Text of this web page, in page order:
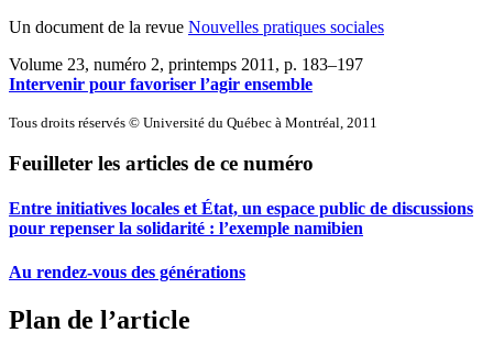
Un document de la revue Nouvelles pratiques sociales
Volume 23, numéro 2, printemps 2011 , p. 183–197
Intervenir pour favoriser l’agir ensemble
Tous droits réservés © Université du Québec à Montréal, 2011
Feuilleter les articles de ce numéro
Entre initiatives locales et État, un espace public de discussions
pour repenser la solidarité : l’exemple namibien
Au rendez-vous des générations
Plan de l’article